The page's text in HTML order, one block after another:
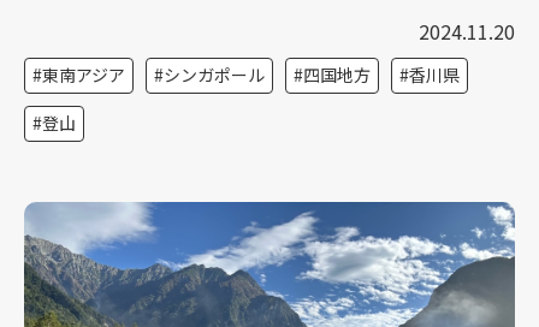
2024.11.20
東南アジア シンガポール 四国地方
香川県
登山